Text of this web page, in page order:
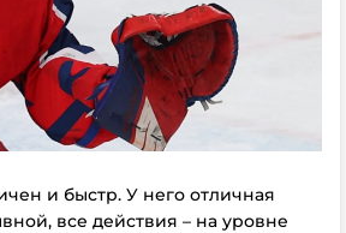
и быстр. У него отличная
все действия – на уровне